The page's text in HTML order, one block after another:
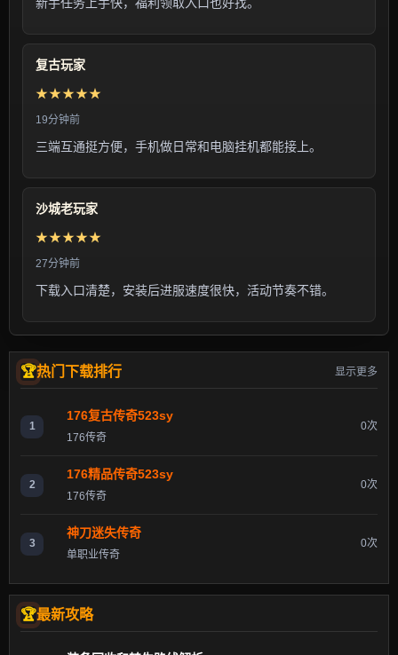
复古玩家
★★★★★
19分钟前
三端互通挺方便，手机做日常和电脑挂机都能接上。
沙城老玩家
★★★★★
27分钟前
下载入口清楚，安装后进服速度很快，活动节奏不错。
热门下载排行 显示更多
1
176复古传奇523sy
176传奇
0次
2
176精品传奇523sy
176传奇
0次
3
神刀迷失传奇
单职业传奇
0次
最新攻略